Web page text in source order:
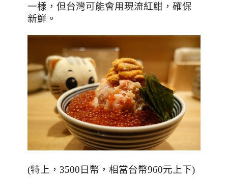
一樣，但台灣可能會用現流紅魽，確保
新鮮。
(特上， 3500 日幣，相當台幣960元上下)